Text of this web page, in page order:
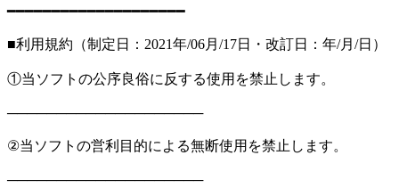
━━━━━━━━━━━━━━━━━━━━
■利用規約（制定日：2021年/06月/17日・改訂日：年/月/日）
①当ソフトの公序良俗に反する使用を禁止します。
────────────────────
②当ソフトの営利目的による無断使用を禁止します。
────────────────────